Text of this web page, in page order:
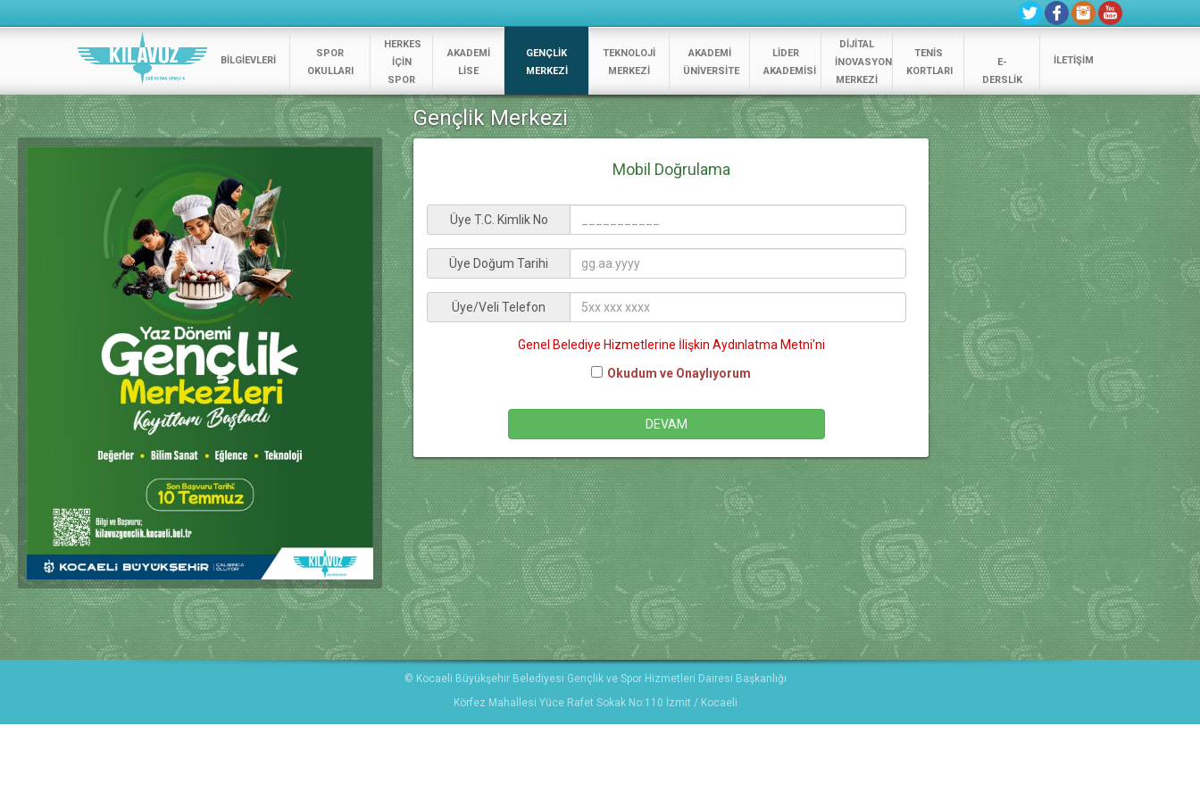
BİLGİEVLERİ
SPOR
OKULLARI
HERKES
İÇİN
SPOR
AKADEMİ
LİSE
GENÇLİK
MERKEZİ
TEKNOLOJİ
MERKEZİ
AKADEMİ
ÜNİVERSİTE
LİDER
AKADEMİSİ
DİJİTAL
İNOVASYON
MERKEZİ
TENİS
KORTLARI
E-
DERSLİK
İLETİŞİM
Gençlik Merkezi
Mobil Doğrulama
Üye T.C. Kimlik No
Üye Doğum Tarihi
Üye/Veli Telefon
Genel Belediye Hizmetlerine İlişkin Aydınlatma Metni'ni
Okudum ve Onaylıyorum
© Kocaeli Büyükşehir Belediyesi Gençlik ve Spor Hizmetleri Dairesi Başkanlığı
Körfez Mahallesi Yüce Rafet Sokak No:110 İzmit / Kocaeli